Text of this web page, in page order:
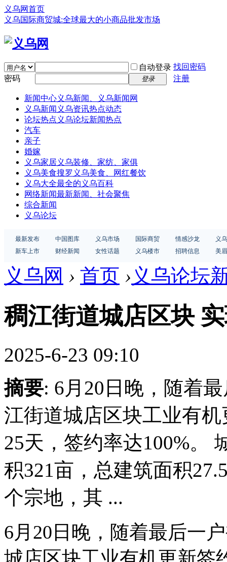
义乌网首页
义乌国际商贸城:全球最大的小商品批发市场
自动登录 找回密码
密码
登录 注册
新闻中心义乌新闻、义乌新闻网
义乌新闻 义乌资讯热点动态
论坛热点 义乌论坛新闻热点
汽车
亲子
婚嫁
义乌家居义乌装修、家纺、家俱
义乌美食搜罗义乌美食、网红餐饮
义乌大全最全的义乌百科
网络新闻最新新闻、社会聚焦
综合新闻
义乌论坛
最新发布 中国图库 义乌市场 国际商贸 情感沙龙
义
新车上市
财经新闻 女性话题 义乌楼市 招聘信息 美
义乌网 › 首页 › 义乌论坛
稠江街道城店区块
2025-6-23 09:10
摘要: 6月20日晚，随着
江街道城店区块工业有
25天，签约率达100%。
积321亩，总建筑面积
个宗地，其 ...
6月20日晚，随着最后一